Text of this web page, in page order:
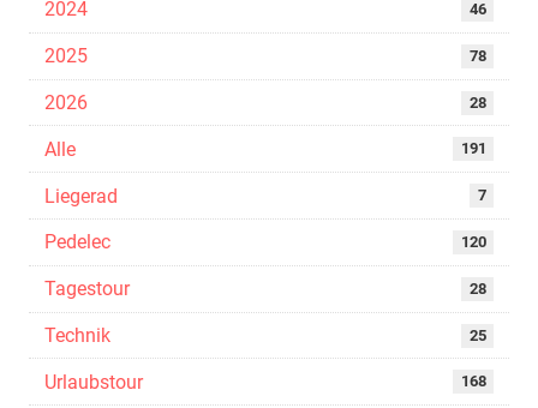
2024 46
2025 78
2026 28
Alle 191
Liegerad 7
Pedelec 120
Tagestour 28
Technik 25
Urlaubstour 168